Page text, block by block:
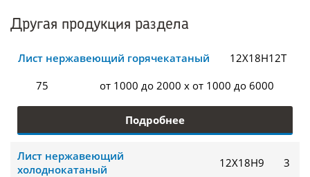
Другая продукция раздела
Лист нержавеющий горячекатаный
12Х18Н12Т
75
от 1000 до 2000 x от 1000 до 6000
Подробнее
Лист нержавеющий
холоднокатаный
12Х18Н9 3